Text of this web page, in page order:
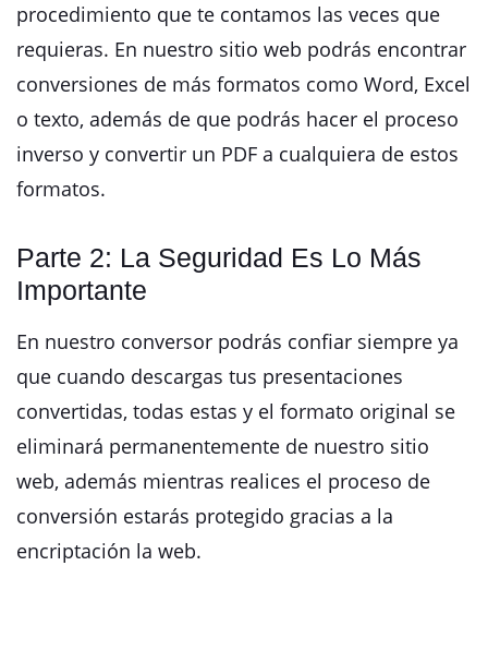
procedimiento que te contamos las veces que
requieras. En nuestro sitio web podrás encontrar
conversiones de más formatos como Word, Excel
o texto, además de que podrás hacer el proceso
inverso y convertir un PDF a cualquiera de estos
formatos.
Parte 2: La Seguridad Es Lo Más
Importante
En nuestro conversor podrás confiar siempre ya
que cuando descargas tus presentaciones
convertidas, todas estas y el formato original se
eliminará permanentemente de nuestro sitio
web, además mientras realices el proceso de
conversión estarás protegido gracias a la
encriptación la web.